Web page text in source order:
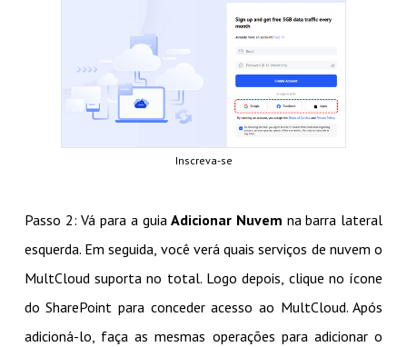
Inscreva-se
Passo 2: Vá para a guiaAdicionar Nuvem na barra lateral
esquerda. Em seguida, você verá quais serviços de nuvem o
MultCloud suporta no total. Logo depois, clique no ícone
do SharePoint para conceder acesso ao MultCloud. Após
adicioná-lo, faça as mesmas operações para adicionar o